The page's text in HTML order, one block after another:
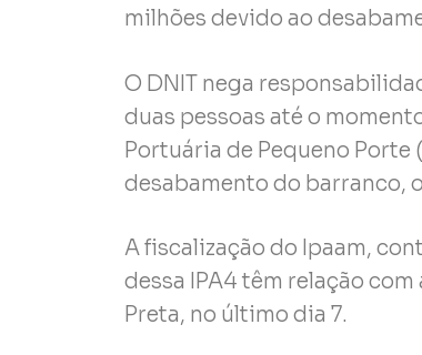
milhões devido ao
O DNIT nega
duas pessoas até o
Portuária de Pequeno Porte
desabamento do barranco,
A fiscalização do Ipaam,
dessa IPA4 têm relação
Preta, no último dia 7.